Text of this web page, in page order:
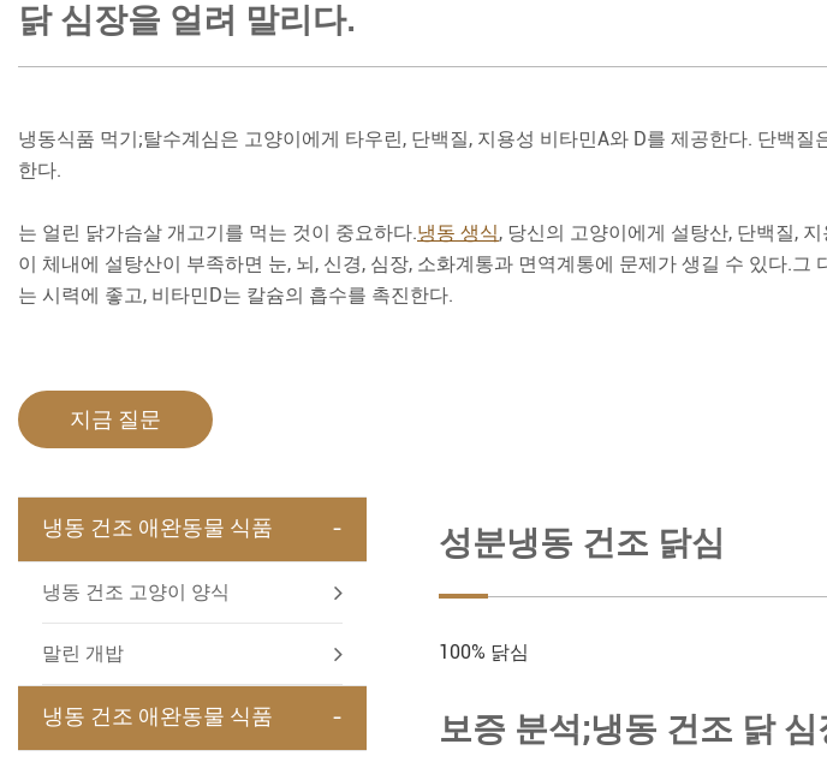
닭 심장을 얼려 말리다.
냉동식품 먹기;탈수계심은 고양이에게 타우린, 단백질, 지용성 비타민A와 D를 제공한다. 단백
한다.
는 얼린 닭가슴살 개고기를 먹는 것이 중요하다.냉동 생식, 당신의 고양이에게 설탕산, 단백질,
이 체내에 설탕산이 부족하면 눈, 뇌, 신경, 심장, 소화계통과 면역계통에 문제가 생길 수 있다.
는 시력에 좋고, 비타민D는 칼슘의 흡수를 촉진한다.
지금 질문
냉동 건조 애완동물 식품 -
냉동 건조 고양이 양식
말린 개밥
냉동 건조 애완동물 식품 -
성분냉동 건조 닭심
100% 닭심
보증 분석;냉동 건조 닭 심